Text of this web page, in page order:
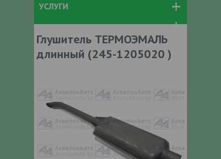
УСЛУГИ
Глушитель ТЕРМОЭМАЛЬ
длинный (245-1205020 )